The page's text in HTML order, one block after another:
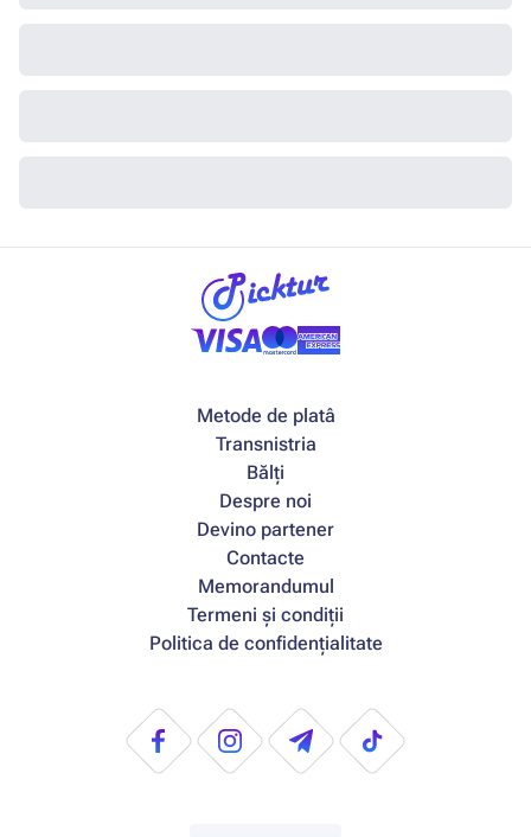
Metode de platâ
Transnistria
Bălți
Despre noi
Devino partener
Contacte
Memorandumul
Termeni și condiții
Politica de confidențialitate